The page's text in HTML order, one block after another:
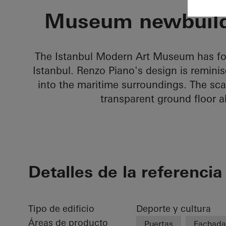
Istanbul
Museum
The Istanbul Modern Art Museum has
Istanbul. Renzo Piano's design is
into the maritime surroundings. The
transparent ground floor
Detalles de la referencia
Tipo de edificio
Deporte y cultura
Áreas de producto